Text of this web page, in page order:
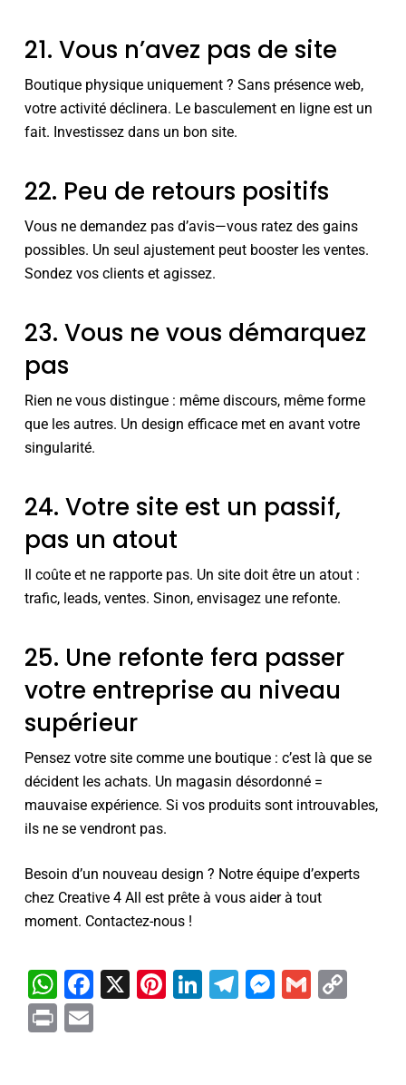
21. Vous n’avez pas de site
Boutique physique uniquement ? Sans présence web,
votre activité déclinera. Le basculement en ligne est un
fait. Investissez dans un bon site.
22. Peu de retours positifs
Vous ne demandez pas d’avis—vous ratez des gains
possibles. Un seul ajustement peut booster les ventes.
Sondez vos clients et agissez.
23. Vous ne vous démarquez
pas
Rien ne vous distingue : même discours, même forme
que les autres. Un design efficace met en avant votre
singularité.
24. Votre site est un passif,
pas un atout
Il coûte et ne rapporte pas. Un site doit être un atout :
trafic, leads, ventes. Sinon, envisagez une refonte.
25. Une refonte fera passer
votre entreprise au niveau
supérieur
Pensez votre site comme une boutique : c’est là que se
décident les achats. Un magasin désordonné =
mauvaise expérience. Si vos produits sont introuvables,
ils ne se vendront pas.
Besoin d’un nouveau design ? Notre équipe d’experts
chez Creative 4 All est prête à vous aider à tout
moment. Contactez-nous !
WhatsApp
Facebook
X Pinterest
LinkedIn
Telegram
Gmail
PrintEmail